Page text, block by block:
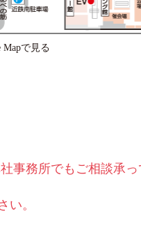
で見る
事務所でもご相談承っ
い。